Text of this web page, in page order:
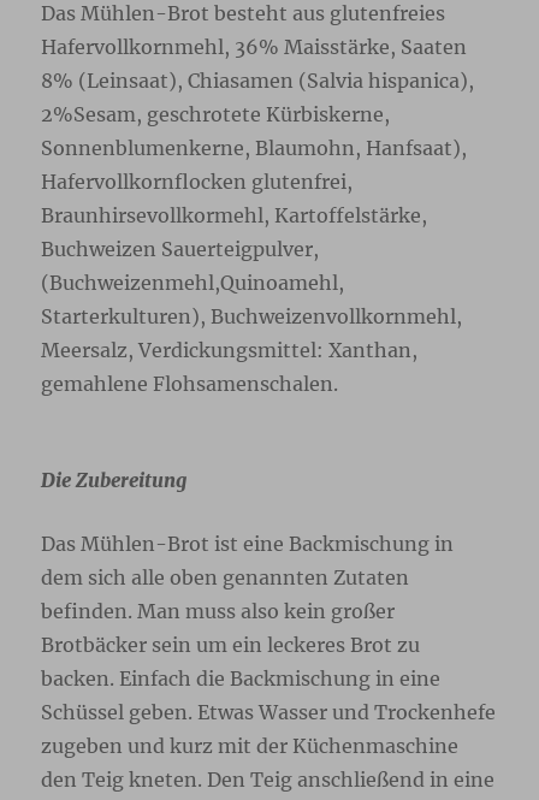
Das Mühlen-Brot besteht aus glutenfreies
Hafervollkornmehl, 36% Maisstärke, Saaten
8% (Leinsaat), Chiasamen (Salvia hispanica),
2%Sesam, geschrotete Kürbiskerne,
Sonnenblumenkerne, Blaumohn, Hanfsaat),
Hafervollkornflocken glutenfrei,
Braunhirsevollkormehl, Kartoffelstärke,
Buchweizen Sauerteigpulver,
(Buchweizenmehl,Quinoamehl,
Starterkulturen), Buchweizenvollkornmehl,
Meersalz, Verdickungsmittel: Xanthan,
gemahlene Flohsamenschalen.
Die Zubereitung
Das Mühlen-Brot ist eine Backmischung in
dem sich alle oben genannten Zutaten
befinden. Man muss also kein großer
Brotbäcker sein um ein leckeres Brot zu
backen. Einfach die Backmischung in eine
Schüssel geben. Etwas Wasser und Trockenhefe
zugeben und kurz mit der Küchenmaschine
den Teig kneten. Den Teig anschließend in eine